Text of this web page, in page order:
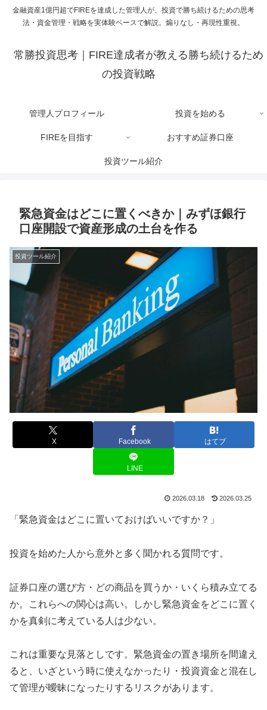
金融資産1億円超でFIREを達成した管理人が、投資で勝ち続けるための思考
法・資金管理・戦略を実体験ベースで解説。煽りなし・再現性重視。
常勝投資思考｜FIRE達成者が教える勝ち続けるため
の投資戦略
管理人プロフィール 投資を始める
FIREを目指す おすすめ証券口座
投資ツール紹介
緊急資金はどこに置くべきか｜みずほ銀行
口座開設で資産形成の土台を作る
投資ツール紹介
X Facebook はてブ
LINE
2026.03.18 2026.03.25
「緊急資金はどこに置いておけばいいですか？」
投資を始めた人から意外と多く聞かれる質問です。
証券口座の選び方・どの商品を買うか・いくら積み立てる
か。これらへの関心は高い。しかし緊急資金をどこに置く
かを真剣に考えている人は少ない。
これは重要な見落としです。緊急資金の置き場所を間違え
ると、いざという時に使えなかったり・投資資金と混在し
て管理が曖昧になったりするリスクがあります。